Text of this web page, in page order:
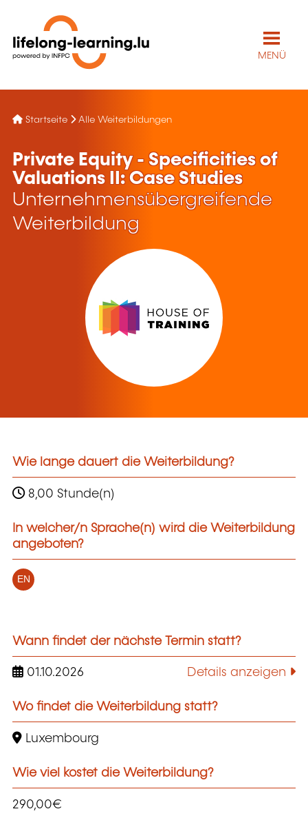
MENÜ
Startseite Alle Weiterbildungen
Private Equity - Specificities of
Valuations II: Case Studies
Unternehmensübergreifende
Weiterbildung
Wie lange dauert die Weiterbildung?
8,00 Stunde(n)
In welcher/n Sprache(n) wird die Weiterbildung
angeboten?
EN
Wann findet der nächste Termin statt?
01.10.2026 Details anzeigen
Wo findet die Weiterbildung statt?
Luxembourg
Wie viel kostet die Weiterbildung?
290,00€